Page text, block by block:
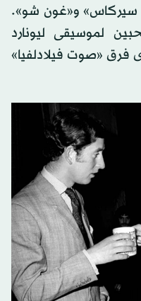
سيركاس» و«غون شو».
لموسيقى ليونارد
فرق «صوت فيلادلفيا»